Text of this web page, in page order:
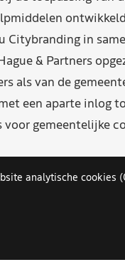
Citybranding in
& Partners
als van de
een aparte inlog
gemeentelijke
analytische cookies